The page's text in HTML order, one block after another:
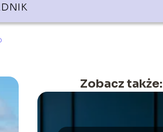
Zobacz także: